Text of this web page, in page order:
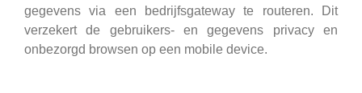
gegevens via een bedrijfsgateway te routeren. Dit
verzekert de gebruikers- en gegevens privacy en
onbezorgd browsen op een mobile device.